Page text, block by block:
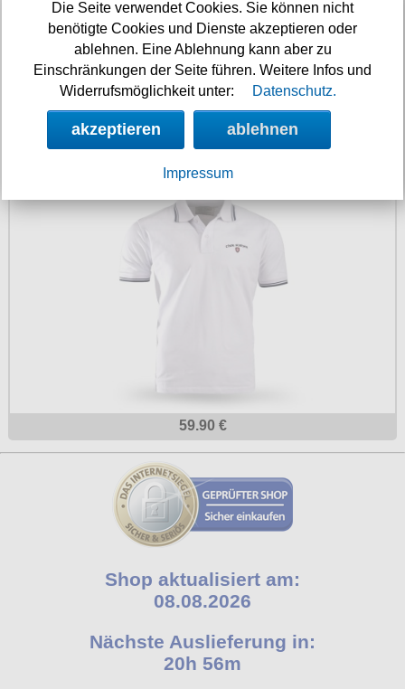
Thor Steinar Polo Gungnir
59.90 €
Shop aktualisiert am:
08.08.2026
Nächste Auslieferung in:
20h 56m
Die Seite verwendet Cookies. Sie können nicht
benötigte Cookies und Dienste akzeptieren oder
ablehnen. Eine Ablehnung kann aber zu
Einschränkungen der Seite führen. Weitere Infos und
Widerrufsmöglichkeit unter:
Datenschutz.
akzeptieren ablehnen
Impressum